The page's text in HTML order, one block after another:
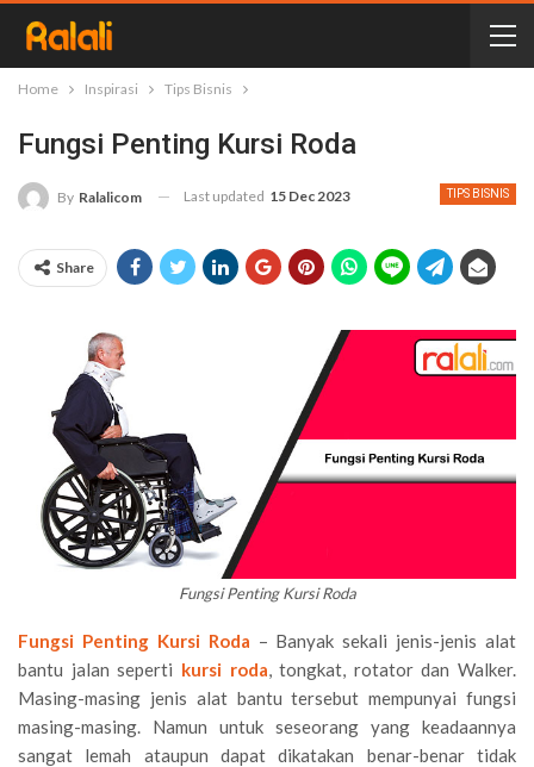
Home Inspirasi Tips Bisnis
Fungsi Penting Kursi Roda
TIPS BISNIS
By Ralalicom Last updated 15 Dec 2023
Share
Fungsi Penting Kursi Roda
Fungsi Penting Kursi Roda – Banyak sekali jenis-jenis alat
bantu jalan seperti kursi roda, tongkat, rotator dan Walker.
Masing-masing jenis alat bantu tersebut mempunyai fungsi
masing-masing. Namun untuk seseorang yang keadaannya
sangat lemah ataupun dapat dikatakan benar-benar tidak